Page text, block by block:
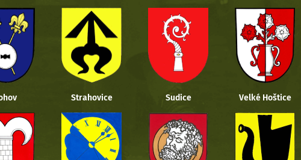
Strahovice Sudice Velké Hoštice